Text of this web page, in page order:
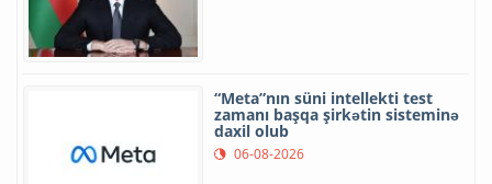
“Meta”nın süni intellekti test
zamanı başqa şirkətin sisteminə
daxil olub
06-08-2026